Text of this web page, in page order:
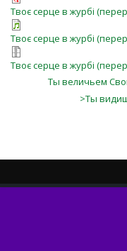
Твоє серце в журбі
Твоє серце в журбі
Твоє серце в журбі
Ты величьем
>Ты